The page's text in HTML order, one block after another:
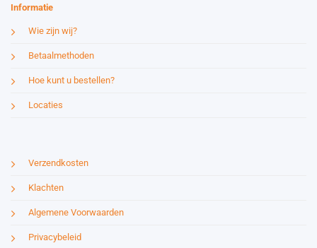
Informatie
Wie zijn wij?
Betaalmethoden
Hoe kunt u bestellen?
Locaties
Verzendkosten
Klachten
Algemene Voorwaarden
Privacybeleid